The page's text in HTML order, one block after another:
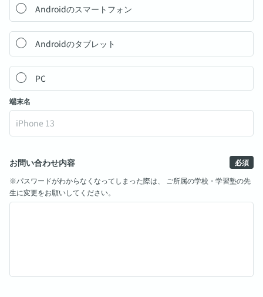
Androidのスマートフォン
Androidのタブレット
PC
端末名
お問い合わせ内容
※パスワードがわからなくなってしまった際は、​ ご所属の学校・学習塾の先
生に変更をお願いしてください。